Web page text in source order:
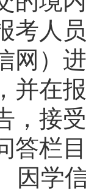
考人
网）
并在
，接
答栏
因学